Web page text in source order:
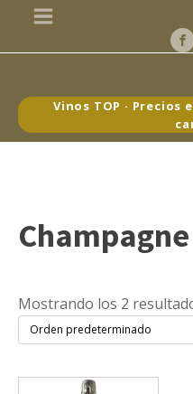
Vinos TOP ·
Mostrando los 2